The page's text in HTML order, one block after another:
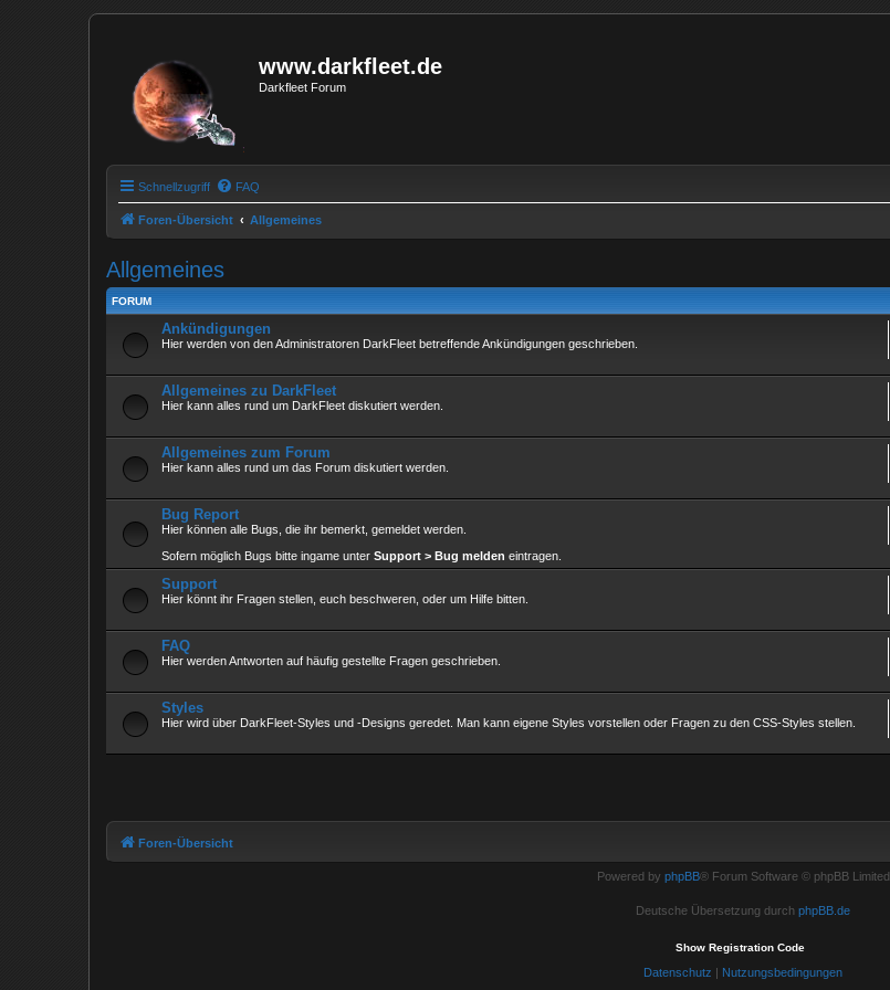
www.darkfleet.de
Darkfleet Forum
Schnellzugriff FAQ
Foren-Übersicht Allgemeines
Allgemeines
FORUM
Ankündigungen
Hier werden von den Administratoren DarkFleet betreffende Ankündigungen geschrieben.
Allgemeines zu DarkFleet
Hier kann alles rund um DarkFleet diskutiert werden.
Allgemeines zum Forum
Hier kann alles rund um das Forum diskutiert werden.
Bug Report
Hier können alle Bugs, die ihr bemerkt, gemeldet werden.
Sofern möglich Bugs bitte ingame unter Support > Bug melden eintragen.
Support
Hier könnt ihr Fragen stellen, euch beschweren, oder um Hilfe bitten.
FAQ
Hier werden Antworten auf häufig gestellte Fragen geschrieben.
Styles
Hier wird über DarkFleet-Styles und -Designs geredet. Man kann eigene Styles vorstellen oder Fragen zu den CSS-Styles stellen.
Foren-Übersicht
Powered by phpBB® Forum Software © phpBB Limited
Deutsche Übersetzung durch phpBB.de
Show Registration Code
Datenschutz | Nutzungsbedingungen